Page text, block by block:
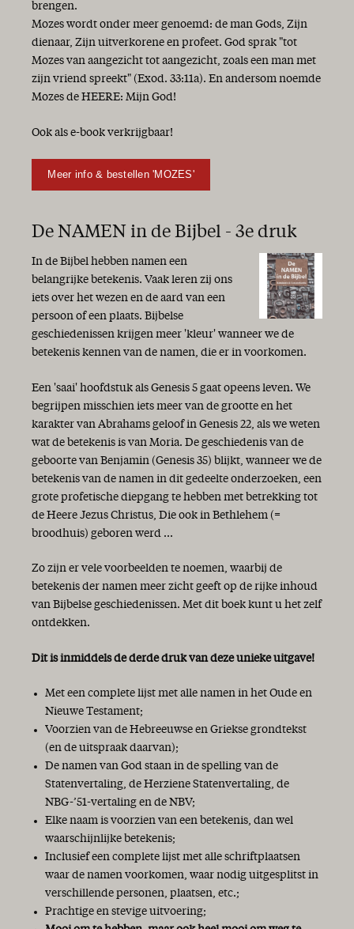
brengen.
Mozes wordt onder meer genoemd: de man Gods, Zijn
dienaar, Zijn uitverkorene en profeet. God sprak "tot
Mozes van aangezicht tot aangezicht, zoals een man met
zijn vriend spreekt" (Exod. 33:11a). En andersom noemde
Mozes de HEERE: Mijn God!
Ook als e-book verkrijgbaar!
Meer info & bestellen 'MOZES'
De NAMEN in de Bijbel - 3e druk
In de Bijbel hebben namen een
belangrijke betekenis. Vaak leren zij ons
iets over het wezen en de aard van een
persoon of een plaats. Bijbelse
geschiedenissen krijgen meer 'kleur' wanneer we de
betekenis kennen van de namen, die er in voorkomen.
Een 'saai' hoofdstuk als Genesis 5 gaat opeens leven. We
begrijpen misschien iets meer van de grootte en het
karakter van Abrahams geloof in Genesis 22, als we weten
wat de betekenis is van Moria. De geschiedenis van de
geboorte van Benjamin (Genesis 35) blijkt, wanneer we de
betekenis van de namen in dit gedeelte onderzoeken, een
grote profetische diepgang te hebben met betrekking tot
de Heere Jezus Christus, Die ook in Bethlehem (=
broodhuis) geboren werd ...
Zo zijn er vele voorbeelden te noemen, waarbij de
betekenis der namen meer zicht geeft op de rijke inhoud
van Bijbelse geschiedenissen. Met dit boek kunt u het zelf
ontdekken.
Dit is inmiddels de derde druk van deze unieke uitgave!
Met een complete lijst met alle namen in het Oude en
Nieuwe Testament;
Voorzien van de Hebreeuwse en Griekse grondtekst
(en de uitspraak daarvan);
De namen van God staan in de spelling van de
Statenvertaling, de Herziene Statenvertaling, de
NBG-’51-vertaling en de NBV;
Elke naam is voorzien van een betekenis, dan wel
waarschijnlijke betekenis;
Inclusief een complete lijst met alle schriftplaatsen
waar de namen voorkomen, waar nodig uitgesplitst in
verschillende personen, plaatsen, etc.;
Prachtige en stevige uitvoering;